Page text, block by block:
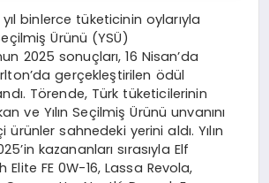
yıl binlerce tüketicinin oylarıyla
Ürünü (YSÜ)
2025 sonuçları, 16 Nisan’da
gerçekleştirilen ödül
Törende, Türk tüketicilerinin
ve Yılın Seçilmiş Ürünü unvanını
sahnedeki yerini aldı. Yılın
kazananları sırasıyla Elf
Elite FE 0W-16, Lassa Revola,